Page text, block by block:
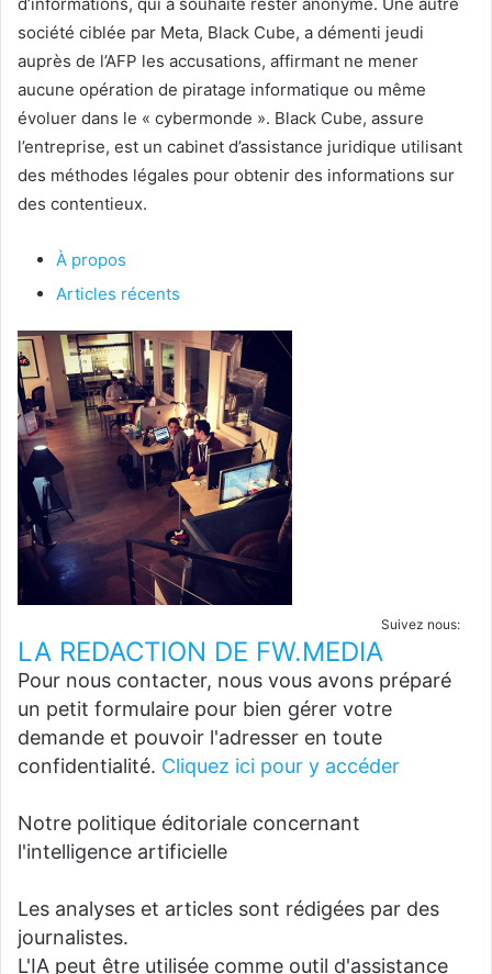
société ciblée par Meta, Black Cube, a démenti jeudi
auprès de l’AFP les accusations, affirmant ne mener
aucune opération de piratage informatique ou même
évoluer dans le « cybermonde ». Black Cube, assure
l’entreprise, est un cabinet d’assistance juridique utilisant
des méthodes légales pour obtenir des informations sur
des contentieux.
À propos
Articles récents
Suivez nous:
LA REDACTION DE FW.MEDIA
Pour nous contacter, nous vous avons préparé
un petit formulaire pour bien gérer votre
demande et pouvoir l'adresser en toute
confidentialité. Cliquez ici pour y accéder
Notre politique éditoriale concernant
l'intelligence artificielle
Les analyses et articles sont rédigées par des
journalistes.
L'IA peut être utilisée comme outil d'assistance